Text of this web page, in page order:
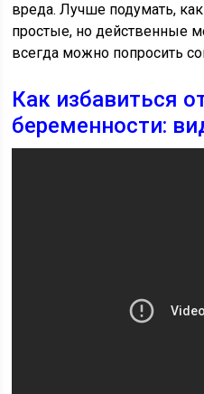
вреда. Лучше подумать,
простые, но действенные
всегда можно попросить
Как избавиться
беременности: